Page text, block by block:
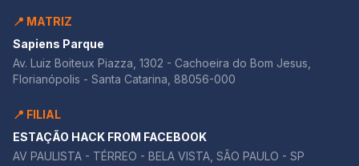
📍 MATRIZ
Sapiens Parque
Av. Luiz Boiteux Piazza, 1302 - Cachoeira do Bom Jesus,
Florianópolis - Santa Catarina, 88056-000
📍 FILIAL
ESTAÇÃO HACK FROM FACEBOOK
AV PAULISTA - TÉRREO - BELA VISTA, SÃO PAULO - SP